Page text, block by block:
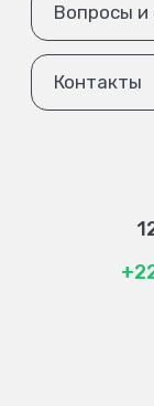
Вопросы и
Контакты